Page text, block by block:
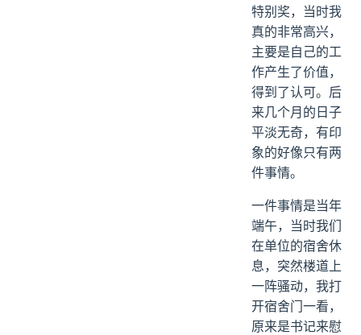
特别奖，当时我
真的非常高兴，
主要是自己的工
作产生了价值，
得到了认可。后
来几个月的日子
平淡无奇，有印
象的好像只有两
件事情。
一件事情是当年
端午，当时我们
在单位的宿舍休
息，突然楼道上
一阵骚动，我打
开宿舍门一看，
原来是书记来慰